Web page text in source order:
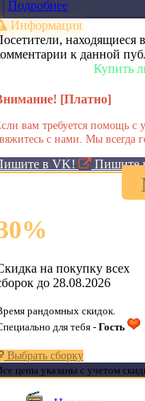
Подробнее
Информация
находящиеся
к данной
Купить
[Платно]
вам требуется помощь с
с нами. Мы всегда
в VK! Пишите
%
на покупку всех
до 28.08.2026
рандомных скидок.
для тебя - Гость
Выбрать сборку
цены указаны с учетом